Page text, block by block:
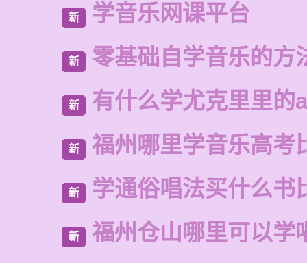
新 学音乐网课平台
新 零基础自学音乐的方
新 有什么学尤克里里的
新 福州哪里学音乐高考
新 学通俗唱法买什么书
新 福州仓山哪里可以学